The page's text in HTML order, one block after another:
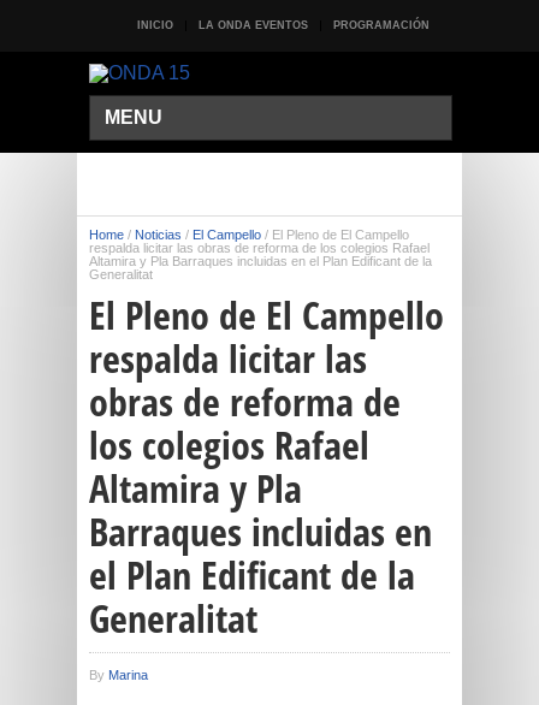
INICIO LA ONDA EVENTOS PROGRAMACIÓN
MENU
Home / Noticias / El Campello / El Pleno de El Campello
respalda licitar las obras de reforma de los colegios Rafael
Altamira y Pla Barraques incluidas en el Plan Edificant de la
Generalitat
El Pleno de El Campello
respalda licitar las
obras de reforma de
los colegios Rafael
Altamira y Pla
Barraques incluidas en
el Plan Edificant de la
Generalitat
By Marina